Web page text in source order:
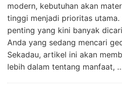
modern, kebutuhan akan
tinggi menjadi prioritas utama.
penting yang kini banyak
Anda yang sedang mencari
Sekadau, artikel ini akan
lebih dalam tentang manfaat,